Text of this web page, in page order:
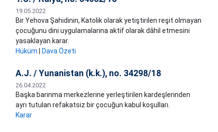
19.05.2022
Bir Yehova Şahidinin, Katolik olarak yetiştirilen reşit olmayan
çocuğunu dini uygulamalarına aktif olarak dâhil etmesini
yasaklayan karar.
Hüküm
Dava Özeti
A.J. / Yunanistan (k.k.), no. 34298/18
26.04.2022
Başka barınma merkezlerine yerleştirilen kardeşlerinden
ayrı tutulan refakatsiz bir çocuğun kabul koşulları.
Karar